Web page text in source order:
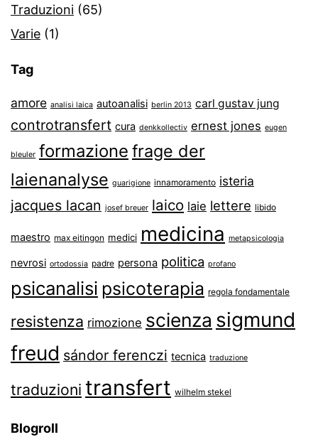
Traduzioni (65)
Varie (1)
Tag
amore analisi laica autoanalisi berlin 2013 carl gustav jung
controtransfert cura denkkollectiv ernest jones eugen
bleuler formazione frage der
laienanalyse guarigione innamoramento isteria
jacques lacan josef breuer laico laie lettere libido
maestro max eitingon medici medicina metapsicologia
nevrosi ortodossia padre persona politica profano
psicanalisi psicoterapia regola fondamentale
resistenza rimozione scienza sigmund
freud sándor ferenczi tecnica traduzione
traduzioni transfert wilhelm stekel
Blogroll